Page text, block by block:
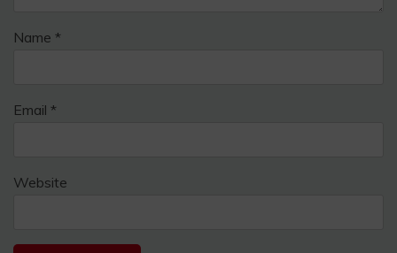
Name *
Email *
Website